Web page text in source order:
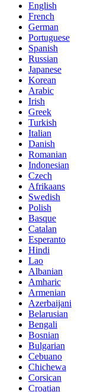
English
French
German
Portuguese
Spanish
Russian
Japanese
Korean
Arabic
Irish
Greek
Turkish
Italian
Danish
Romanian
Indonesian
Czech
Afrikaans
Swedish
Polish
Basque
Catalan
Esperanto
Hindi
Lao
Albanian
Amharic
Armenian
Azerbaijani
Belarusian
Bengali
Bosnian
Bulgarian
Cebuano
Chichewa
Corsican
Croatian